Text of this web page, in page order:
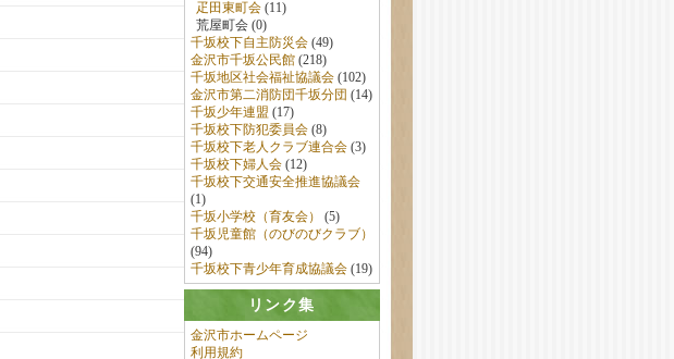
疋田東町会(11)
荒屋町会 (0)
千坂校下自主防災会(49)
金沢市千坂公民館(218)
千坂地区社会福祉協議会(102)
金沢市第二消防団千坂分団 (14)
千坂少年連盟 (17)
千坂校下防犯委員会(8)
千坂校下老人クラブ連合会(3)
千坂校下婦人会(12)
千坂校下交通安全推進協議会
(1)
千坂小学校（育友会）
(5)
千坂児童館（のびのびクラブ）
(94)
千坂校下青少年育成協議会(19)
リンク集
金沢市ホームページ
利用規約